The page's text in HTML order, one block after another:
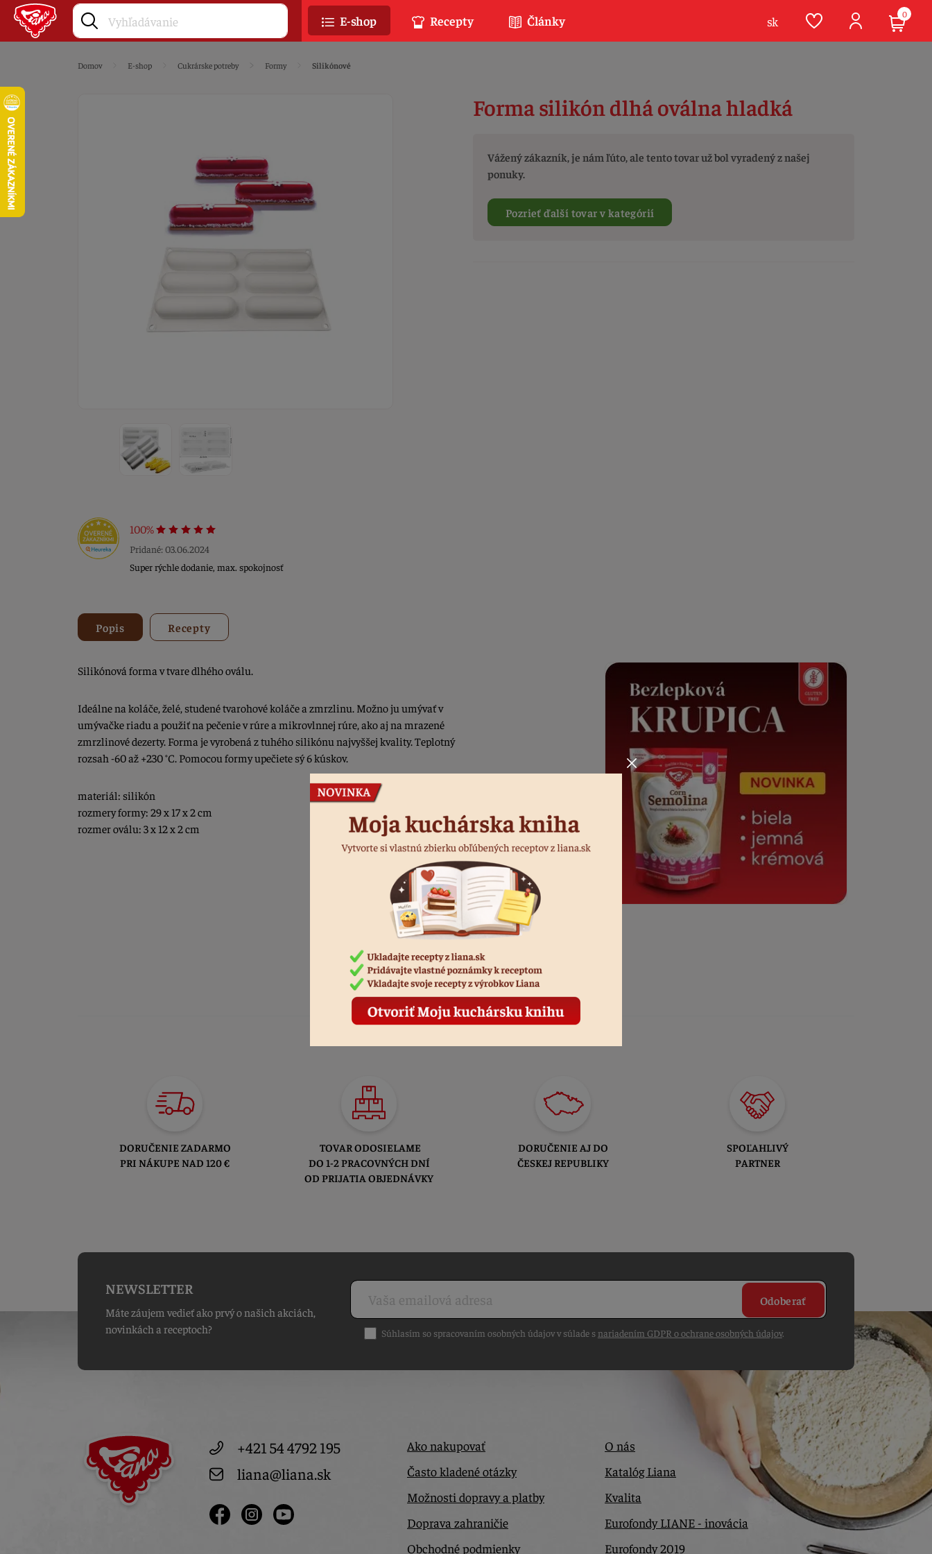
Domov E-shop Cukrárske potreby Formy Silikónové
100%
Pridané: 03.06.2024
Super rýchle dodanie, max. spokojnosť
Forma silikón dlhá oválna hladká
Vážený zákazník, je nám ľúto, ale tento tovar už bol vyradený z našej
ponuky.
Pozrieť ďalší tovar v kategórií
Popis Recepty
Silikónová forma v tvare dlhého oválu.
Ideálne na koláče, želé, studené tvarohové koláče a zmrzlinu. Možno ju umývať v
umývačke riadu a použiť na pečenie v rúre a mikrovlnnej rúre, ako aj na mrazené
zmrzlinové dezerty. Forma je vyrobená z tuhého silikónu najvyššej kvality. Teplotný
rozsah -60 až +230 °C. Pomocou formy upečiete sý 6 kúskov.
materiál: silikón
rozmery formy: 29 x 17 x 2 cm
rozmer oválu: 3 x 12 x 2 cm
DORUČENIE ZADARMO
PRI NÁKUPE NAD 120 €
TOVAR ODOSIELAME
DO 1-2 PRACOVNÝCH DNÍ
OD PRIJATIA OBJEDNÁVKY
DORUČENIE AJ DO
ČESKEJ REPUBLIKY
SPOĽAHLIVÝ
PARTNER
NEWSLETTER
Máte záujem vedieť ako prvý o našich akciách,
novinkách a receptoch?
Odoberať
Súhlasím so spracovaním osobných údajov v súlade snariadením GDPR o ochrane osobných údajov.
+421 54 4792 195
liana@liana.sk
Ako nakupovať
Často kladené otázky
Možnosti dopravy a platby
Doprava zahraničie
Obchodné podmienky
O nás
Katalóg Liana
Kvalita
Eurofondy LIANE - inovácia
Eurofondy 2019
E-shop Recepty Články sk 0